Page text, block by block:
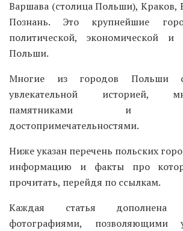
Варшава (столица Польши), Краков,
Познань. Это крупнейшие
политической, экономической
Польши.
Многие из городов Польши
увлекательной историей,
памятниками и
достопримечательностями.
Ниже указан перечень польских
информацию и факты про
прочитать, перейдя по ссылкам.
Каждая статья дополнена
фотографиями, позволяющими